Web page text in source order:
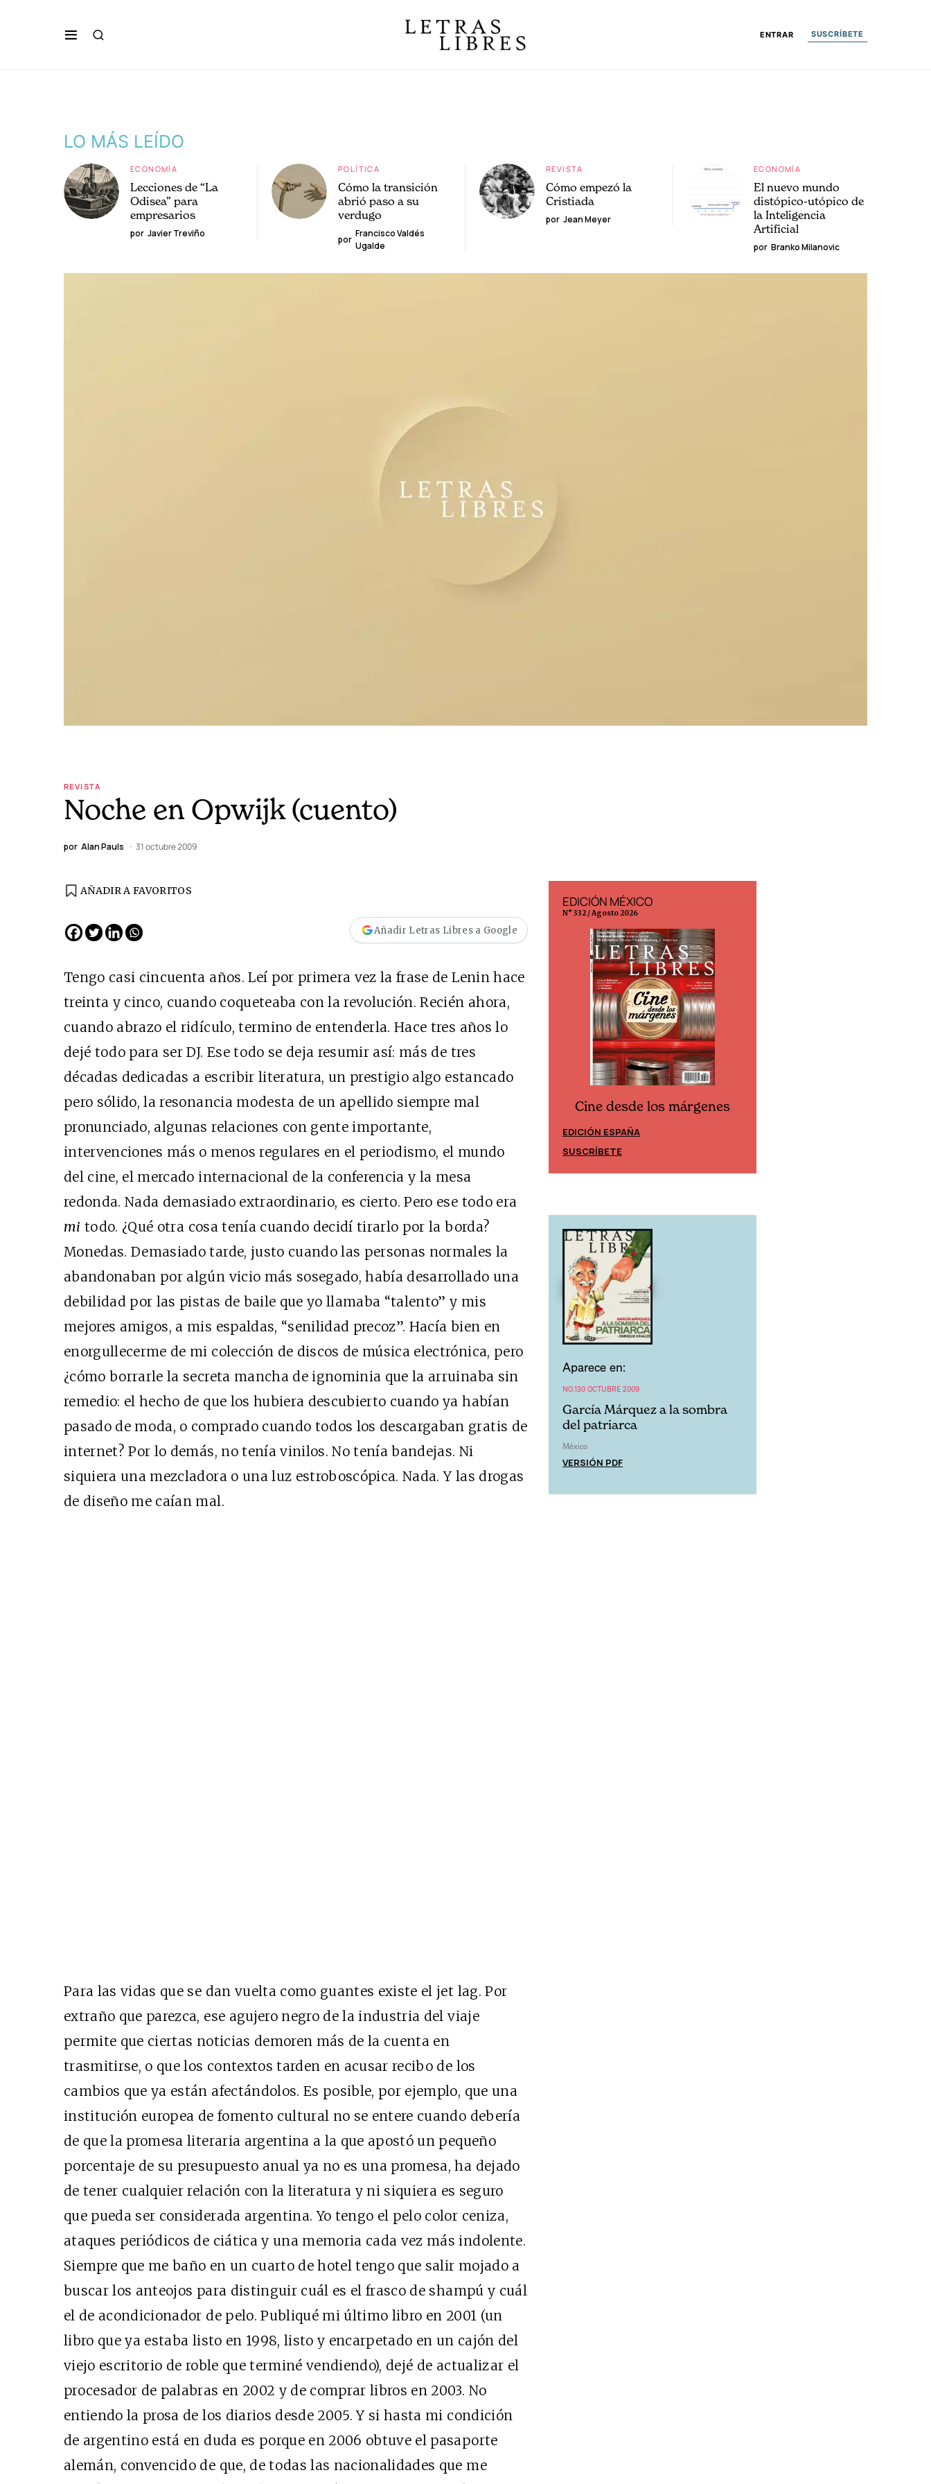
ENTRAR SUSCRÍBETE
LO MÁS LEÍDO
ECONOMÍA
Lecciones de “La
Odisea” para
empresarios
por Javier Treviño
POLÍTICA
Cómo la transición
abrió paso a su
verdugo
por
Francisco Valdés
Ugalde
REVISTA
Cómo empezó la
Cristiada
por Jean Meyer
ECONOMÍA
El nuevo mundo
distópico-utópico de
la Inteligencia
Artificial
por Branko Milanovic
REVISTA
Noche en Opwijk (cuento)
por Alan Pauls 31 octubre 2009
AÑADIR A FAVORITOS
Añadir Letras Libres a Google
Tengo casi cincuenta años. Leí por primera vez la frase de Lenin hace
treinta y cinco, cuando coqueteaba con la revolución. Recién ahora,
cuando abrazo el ridículo, termino de entenderla. Hace tres años lo
dejé todo para ser DJ. Ese todo se deja resumir así: más de tres
décadas dedicadas a escribir literatura, un prestigio algo estancado
pero sólido, la resonancia modesta de un apellido siempre mal
pronunciado, algunas relaciones con gente importante,
intervenciones más o menos regulares en el periodismo, el mundo
del cine, el mercado internacional de la conferencia y la mesa
redonda. Nada demasiado extraordinario, es cierto. Pero ese todo era
mi todo. ¿Qué otra cosa tenía cuando decidí tirarlo por la borda?
Monedas. Demasiado tarde, justo cuando las personas normales la
abandonaban por algún vicio más sosegado, había desarrollado una
debilidad por las pistas de baile que yo llamaba “talento” y mis
mejores amigos, a mis espaldas, “senilidad precoz”. Hacía bien en
enorgullecerme de mi colección de discos de música electrónica, pero
¿cómo borrarle la secreta mancha de ignominia que la arruinaba sin
remedio: el hecho de que los hubiera descubierto cuando ya habían
pasado de moda, o comprado cuando todos los descargaban gratis de
internet? Por lo demás, no tenía vinilos. No tenía bandejas. Ni
siquiera una mezcladora o una luz estroboscópica. Nada. Y las drogas
de diseño me caían mal.
Para las vidas que se dan vuelta como guantes existe el jet lag. Por
extraño que parezca, ese agujero negro de la industria del viaje
permite que ciertas noticias demoren más de la cuenta en
trasmitirse, o que los contextos tarden en acusar recibo de los
cambios que ya están afectándolos. Es posible, por ejemplo, que una
institución europea de fomento cultural no se entere cuando debería
de que la promesa literaria argentina a la que apostó un pequeño
porcentaje de su presupuesto anual ya no es una promesa, ha dejado
de tener cualquier relación con la literatura y ni siquiera es seguro
que pueda ser considerada argentina. Yo tengo el pelo color ceniza,
ataques periódicos de ciática y una memoria cada vez más indolente.
Siempre que me baño en un cuarto de hotel tengo que salir mojado a
buscar los anteojos para distinguir cuál es el frasco de shampú y cuál
el de acondicionador de pelo. Publiqué mi último libro en 2001 (un
libro que ya estaba listo en 1998, listo y encarpetado en un cajón del
viejo escritorio de roble que terminé vendiendo), dejé de actualizar el
procesador de palabras en 2002 y de comprar libros en 2003. No
entiendo la prosa de los diarios desde 2005. Y si hasta mi condición
de argentino está en duda es porque en 2006 obtuve el pasaporte
alemán, convencido de que, de todas las nacionalidades que me
Cine desde los márgenes
EDICIÓN MÉXICO
SUSCRÍBETE
EDICIÓN MÉXICO
N° 332 / Agosto 2026
Cine desde los márgenes
EDICIÓN ESPAÑA
SUSCRÍBETE
Aparece en:
NO.130 OCTUBRE 2009
García Márquez a la sombra
del patriarca
México
VERSIÓN PDF